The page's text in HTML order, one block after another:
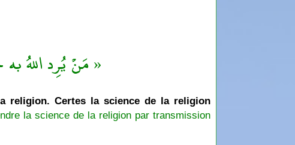
« مَنْ يُرِد اللهُ
religion. Certes la science de la religion
la science de la religion par transmission